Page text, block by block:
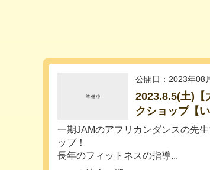
公開日：2023年08
2023.8.5(土)【
クショップ【
一期JAMのアフリカンダンスの先
ップ！
長年のフィットネスの指導...